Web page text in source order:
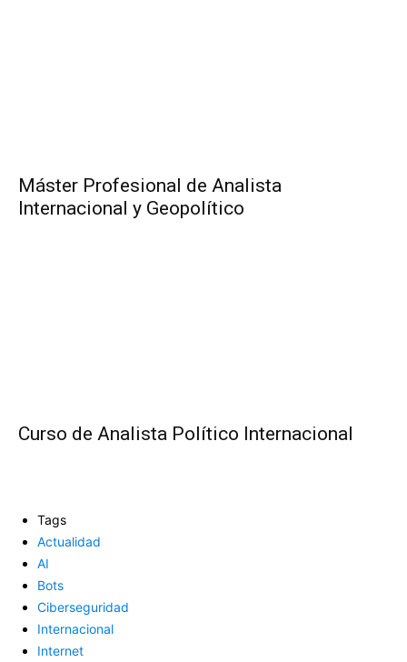
Máster Profesional de Analista
Internacional y Geopolítico
Curso de Analista Político Internacional
Tags
Actualidad
AI
Bots
Ciberseguridad
Internacional
Internet